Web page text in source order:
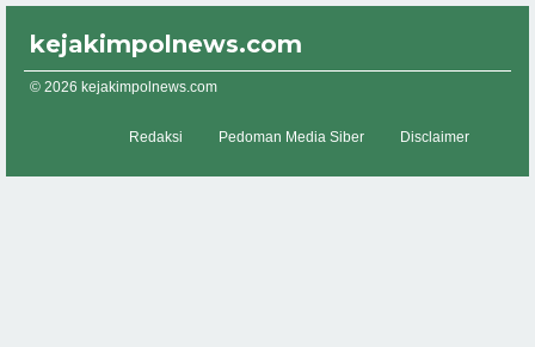
kejakimpolnews.com
© 2026 kejakimpolnews.com
Redaksi Pedoman Media Siber Disclaimer